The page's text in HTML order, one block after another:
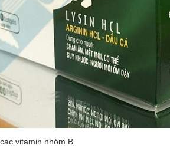
vitamin nhóm B.